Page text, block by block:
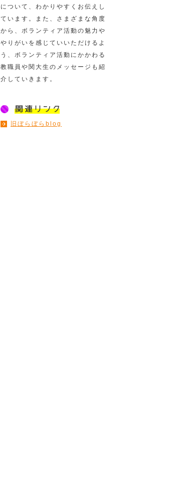
について、わかりやすくお伝えし
ています。また、さまざまな角度
から、ボランティア活動の魅力や
やりがいを感じていいただけるよ
う、ボランティア活動にかかわる
教職員や関大生のメッセージも紹
介していきます。
旧ぼらぼらblog